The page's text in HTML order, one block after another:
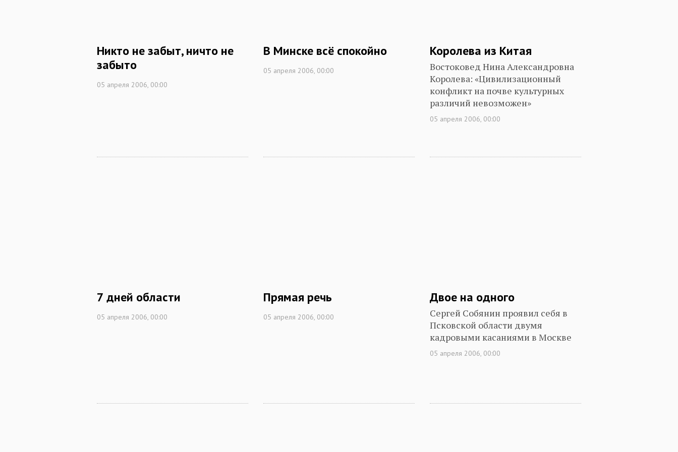
Никто не забыт, ничто не
забыто
05 апреля 2006, 00:00
В Минске всё спокойно
05 апреля 2006, 00:00
Королева из Китая
Востоковед Нина Александровна
Королева: «Цивилизационный
конфликт на почве культурных
различий невозможен»
05 апреля 2006, 00:00
7 дней области
05 апреля 2006, 00:00
Прямая речь
05 апреля 2006, 00:00
Двое на одного
Сергей Собянин проявил себя в
Псковской области двумя
кадровыми касаниями в Москве
05 апреля 2006, 00:00